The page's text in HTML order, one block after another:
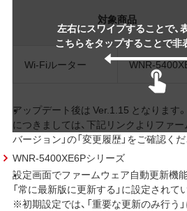
左右にスワイプすることで、
こちらをタップすることで非
対象商品
Wi-Fiルーター WNR-
アップデート後は Ver.1.15 となります
につきましては、下記リンクよりファ
バージョン」の「変更履歴」をご確認くだ
WNR-5400XE6Pシリーズ
設定画面でファームウェア自動更新機
「常に最新版に更新する」に設定されて
※初期設定では、「重要な更新のみ行う